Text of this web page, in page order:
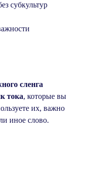
субкультур
сленга
тока, которые вы
их, важно
иное слово.